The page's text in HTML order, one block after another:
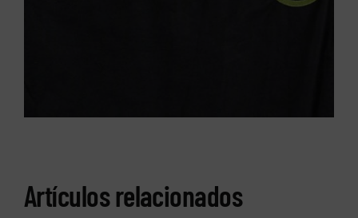
Artículos relacionados